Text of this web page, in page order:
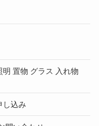
置物 グラス 入れ物
し込み